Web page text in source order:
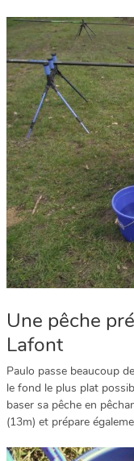
Une pêche
Lafont
Paulo passe beaucoup
le fond le plus plat
baser sa pêche en
(13m) et prépare